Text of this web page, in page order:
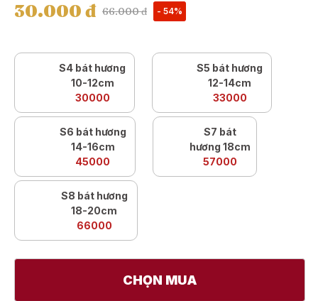
30.000 đ 66.000 đ - 54%
S4 bát hương
10-12cm
30000
S5 bát hương
12-14cm
33000
S6 bát hương
14-16cm
45000
S7 bát
hương 18cm
57000
S8 bát hương
18-20cm
66000
CHỌN MUA